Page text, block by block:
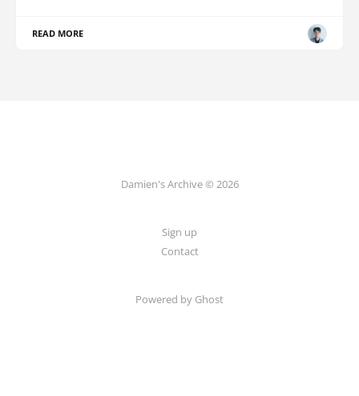
READ MORE
Damien's Archive © 2026
Sign up
Contact
Powered by Ghost